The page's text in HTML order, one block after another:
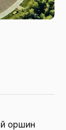
оршин